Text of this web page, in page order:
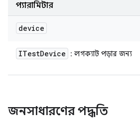
প্যারামিটার
device
ITestDevice : লগক্যাট পড়ার জন্য
জনসাধারণের পদ্ধতি